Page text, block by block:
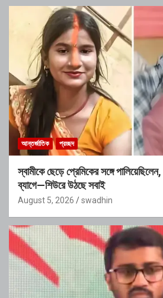
আন্তর্জাতিক প্রচ্ছদ
স্বামীকে ছেড়ে প্রেমিকের সঙ্গে
ব্যাগে—শিউরে উঠছে সবাই
August 5, 2026 swadhin